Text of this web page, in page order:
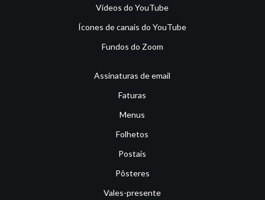
Vídeos do YouTube
Ícones de canais do YouTube
Fundos do Zoom
Assinaturas de email
Faturas
Menus
Folhetos
Postais
Pôsteres
Vales-presente